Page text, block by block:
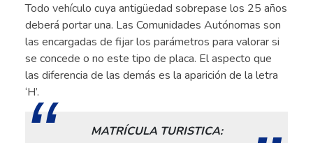
Todo vehículo cuya antigüedad sobrepase los 25 años
deberá portar una. Las Comunidades Autónomas son
las encargadas de fijar los parámetros para valorar si
se concede o no este tipo de placa. El aspecto que
las diferencia de las demás es la aparición de la letra
‘H’.
MATRÍCULA TURISTICA: